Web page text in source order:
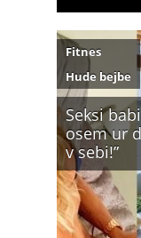
Seksi
osem ur
v sebi!”
Fitnes
Hude bejbe